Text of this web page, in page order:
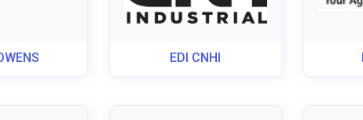
EDI CNHI